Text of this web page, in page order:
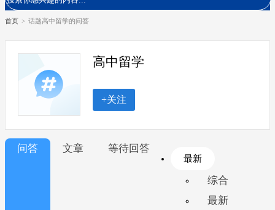
首页 > 话题高中留学的问答
高中留学
+关注
问答 文章 等待回答
最新
综合
最新